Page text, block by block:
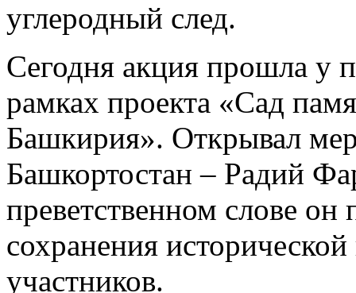
углеродный след.
Сегодня акция прошла у
рамках проекта «Сад
Башкирия». Открывал
Башкортостан – Радий
преветственном слове он
сохранения
участников.